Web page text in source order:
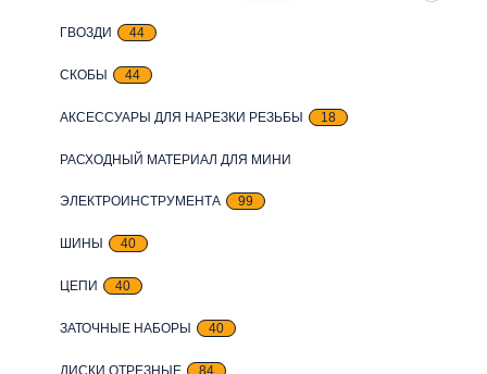
ГВОЗДИ 44
СКОБЫ 44
АКСЕССУАРЫ ДЛЯ НАРЕЗКИ РЕЗЬБЫ 18
РАСХОДНЫЙ МАТЕРИАЛ ДЛЯ МИНИ
ЭЛЕКТРОИНСТРУМЕНТА 99
ШИНЫ 40
ЦЕПИ 40
ЗАТОЧНЫЕ НАБОРЫ 40
ДИСКИ ОТРЕЗНЫЕ 84